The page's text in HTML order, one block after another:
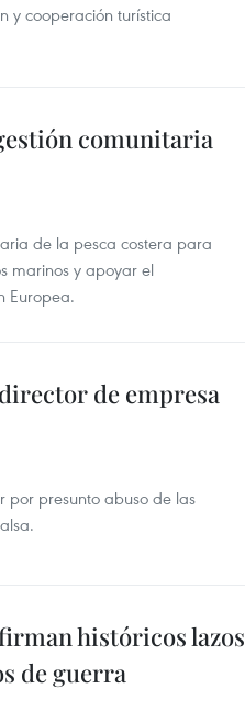
y cooperación turística
comunitaria
de la pesca costera para
marinos y apoyar el
Europea.
de empresa
por presunto abuso de las
históricos lazos
de guerra